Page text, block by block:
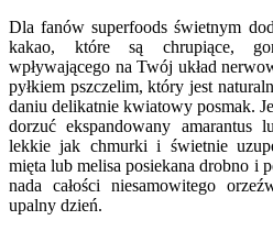
Dla fanów superfoods świetnym
kakao, które są chrupiące,
wpływającego na Twój układ
pyłkiem pszczelim, który jest
daniu delikatnie kwiatowy posmak.
dorzuć ekspandowany amarantus
lekkie jak chmurki i świetnie
mięta lub melisa posiekana drobno i
nada całości niesamowitego
upalny dzień.